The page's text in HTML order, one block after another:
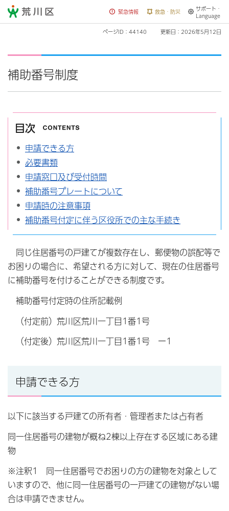
荒川区 緊急情報 救急・防災
サポート・
Language
ページID：44140 更新日：2026年5月12日
補助番号制度
目次
申請できる方
必要書類
申請窓口及び受付時間
補助番号プレートについて
申請時の注意事項
補助番号付定に伴う区役所での主な手続き
同じ住居番号の戸建てが複数存在し、郵便物の誤配等で
お困りの場合に、希望される方に対して、現在の住居番号
に補助番号を付けることができる制度です。
補助番号付定時の住所記載例
（付定前）荒川区荒川一丁目1番1号
（付定後）荒川区荒川一丁目1番1号 ー1
申請できる方
以下に該当する戸建ての所有者・管理者または占有者
同一住居番号の建物が概ね2棟以上存在する区域にある建
物
※注釈1 同一住居番号でお困りの方の建物を対象として
いますので、他に同一住居番号の一戸建ての建物がない場
合は申請できません。